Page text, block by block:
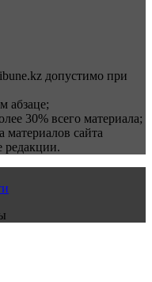
допустимо при
абзаце;
30% всего материала;
сайта
редакции.